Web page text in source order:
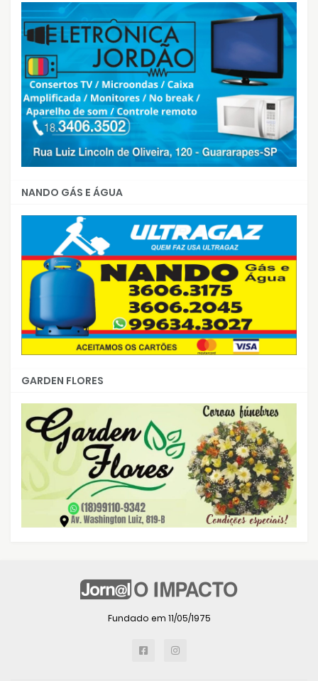
NANDO GÁS E ÁGUA
GARDEN FLORES
Fundado em 11/05/1975